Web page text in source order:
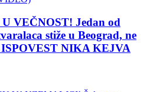
VEČNOST! Jedan od
stiže u Beograd, ne
NIKA KEJVA